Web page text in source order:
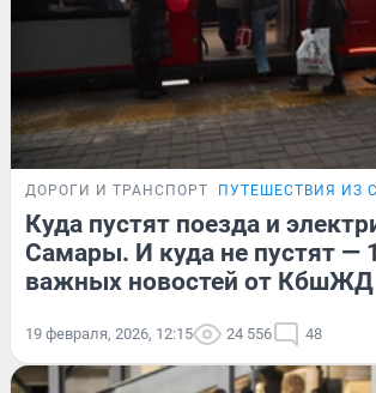
ДОРОГИ И ТРАНСПОРТ ПУТЕШЕСТВИЯ ИЗ
Куда пустят поезда и
Самары. И куда не пустят —
важных новостей от КбшЖД
19 февраля, 2026, 12:15 24 556 48